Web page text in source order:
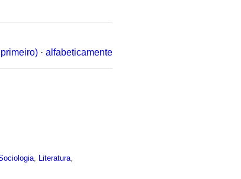
· alfabeticamente
Literatura